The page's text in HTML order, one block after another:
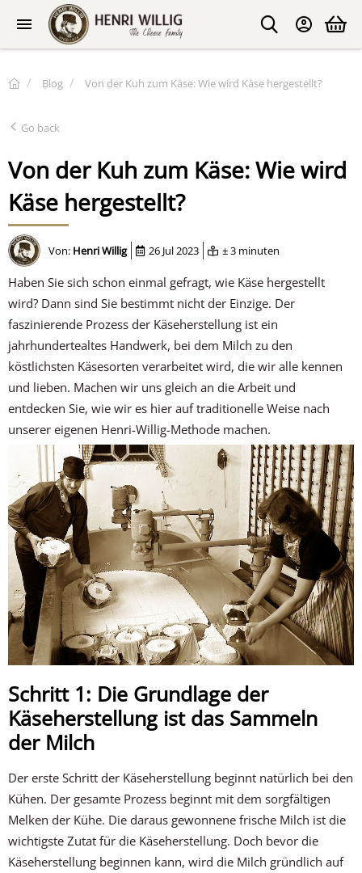
Blog Von der Kuh zum Käse: Wie wird Käse hergestellt?
Go back
Von der Kuh zum Käse: Wie wird
Käse hergestellt?
Von: Henri Willig 26 Jul 2023 ± 3 minuten
Haben Sie sich schon einmal gefragt, wie Käse hergestellt
wird? Dann sind Sie bestimmt nicht der Einzige. Der
faszinierende Prozess der Käseherstellung ist ein
jahrhundertealtes Handwerk, bei dem Milch zu den
köstlichsten Käsesorten verarbeitet wird, die wir alle kennen
und lieben. Machen wir uns gleich an die Arbeit und
entdecken Sie, wie wir es hier auf traditionelle Weise nach
unserer eigenen Henri-Willig-Methode machen.
Schritt 1: Die Grundlage der
Käseherstellung ist das Sammeln
der Milch
Der erste Schritt der Käseherstellung beginnt natürlich bei den
Kühen. Der gesamte Prozess beginnt mit dem sorgfältigen
Melken der Kühe. Die daraus gewonnene frische Milch ist die
wichtigste Zutat für die Käseherstellung. Doch bevor die
Käseherstellung beginnen kann, wird die Milch gründlich auf